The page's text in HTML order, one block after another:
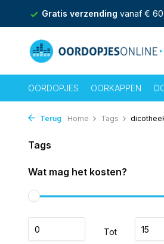
Gratis verzending vanaf €
OORDOPJES OORKAPPEN
Terug Home Tags
Tags
Wat mag het kosten?
Tot